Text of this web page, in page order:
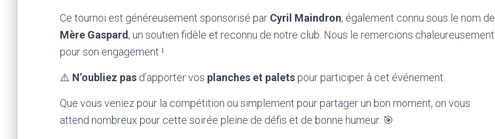
Ce tournoi est généreusement sponsorisé par Cyril Maindron, également connu sous le nom de
Mère Gaspard , un soutien fidèle et reconnu de notre club. Nous le remercions chaleureusement
pour son engagement !
⚠️ N’oubliez pas d’apporter vos planches et palets pour participer à cet événement.
Que vous veniez pour la compétition ou simplement pour partager un bon moment, on vous
attend nombreux pour cette soirée pleine de défis et de bonne humeur. 🎯